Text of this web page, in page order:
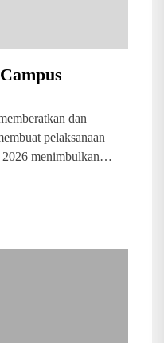
dan
pelaksanaan
menimbulkan